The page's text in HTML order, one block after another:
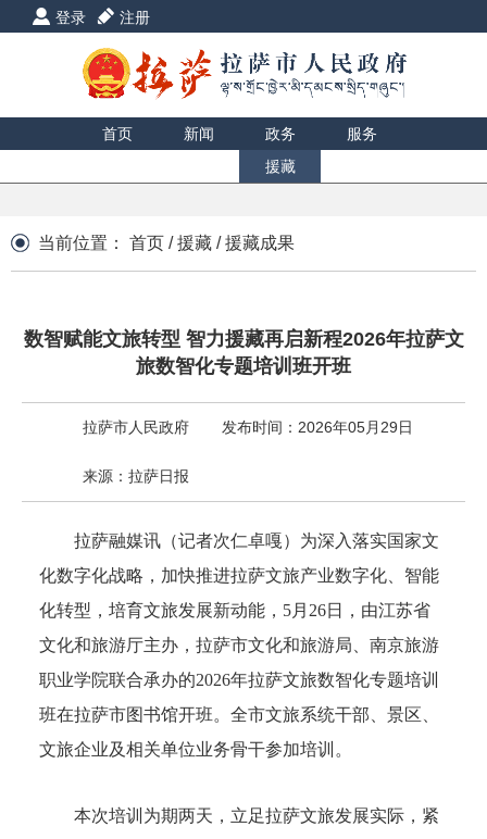
登录 注册
首页 新闻 政务
服务
援藏
当前位置： 首页 /援藏 /援藏成果
数智赋能文旅转型 智力援藏再启新程2026年拉萨文
旅数智化专题培训班开班
拉萨市人民政府 发布时间：2026年05月29日
来源：拉萨日报
拉萨融媒讯（记者次仁卓嘎）为深入落实国家文
化数字化战略，加快推进拉萨文旅产业数字化、智能
化转型，培育文旅发展新动能，5月26日，由江苏省
文化和旅游厅主办，拉萨市文化和旅游局、南京旅游
职业学院联合承办的2026年拉萨文旅数智化专题培训
班在拉萨市图书馆开班。全市文旅系统干部、景区、
文旅企业及相关单位业务骨干参加培训。
本次培训为期两天，立足拉萨文旅发展实际，紧